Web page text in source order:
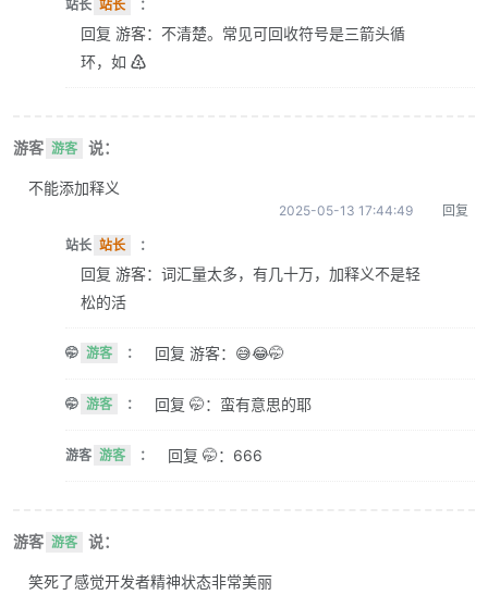
站长 站长 ：
回复 游客：不清楚。常见可回收符号是三箭头循
环，如 ♴
游客 游客 说：
不能添加释义
2025-05-13 17:44:49 回复
站长 站长 ：
回复 游客：词汇量太多，有几十万，加释义不是轻
松的活
🤭 游客 ： 回复 游客：😅😂🤭
🤭 游客 ： 回复 🤭：蛮有意思的耶
游客 游客 ： 回复 🤭：666
游客 游客 说：
笑死了感觉开发者精神状态非常美丽